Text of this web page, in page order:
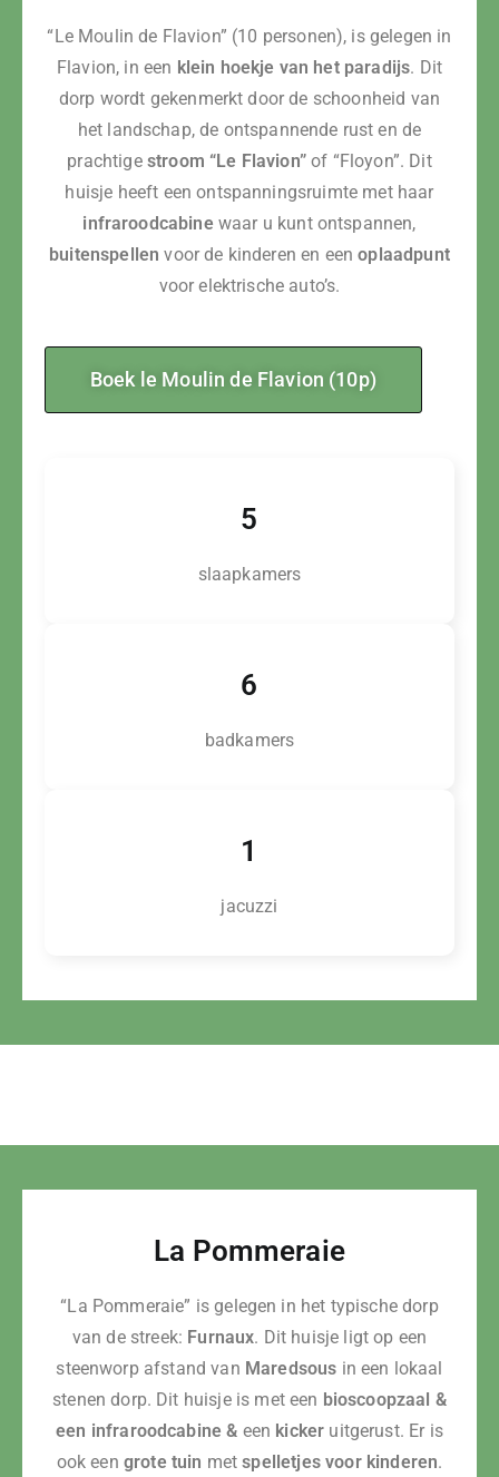
“Le Moulin de Flavion” (10 personen), is gelegen in
Flavion, in een klein hoekje van het paradijs. Dit
dorp wordt gekenmerkt door de schoonheid van
het landschap, de ontspannende rust en de
prachtige stroom “Le Flavion”of “Floyon”. Dit
huisje heeft een ontspanningsruimte met haar
infraroodcabine waar u kunt ontspannen,
buitenspellen voor de kinderen en eenoplaadpunt
voor elektrische auto’s.
Boek le Moulin de Flavion (10p)
5
slaapkamers
6
badkamers
1
jacuzzi
La Pommeraie
“La Pommeraie” is gelegen in het typische dorp
van de streek: Furnaux. Dit huisje ligt op een
steenworp afstand van Maredsous in een lokaal
stenen dorp. Dit huisje is met een bioscoopzaal &
een infraroodcabine & een kicker uitgerust. Er is
ook een grote tuin met spelletjes voor kinderen.